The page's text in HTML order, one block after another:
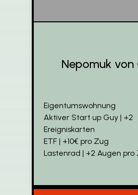
Nepomuk von
Eigentumswohnung
Aktiver Start up Guy | +2
Ereigniskarten
ETF | +10€ pro Zug
Lastenrad | +2 Augen pro